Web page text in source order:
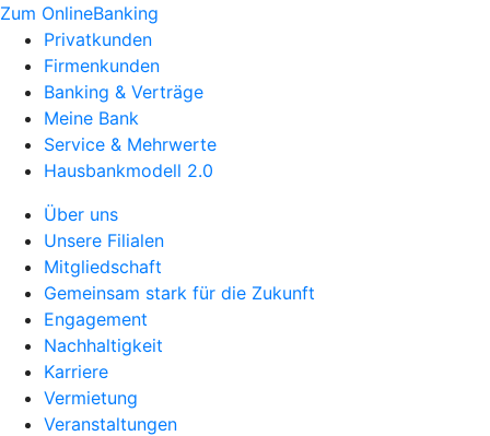
Zum OnlineBanking
Privatkunden
Firmenkunden
Banking & Verträge
Meine Bank
Service & Mehrwerte
Hausbankmodell 2.0
Über uns
Unsere Filialen
Mitgliedschaft
Gemeinsam stark für die Zukunft
Engagement
Nachhaltigkeit
Karriere
Vermietung
Veranstaltungen